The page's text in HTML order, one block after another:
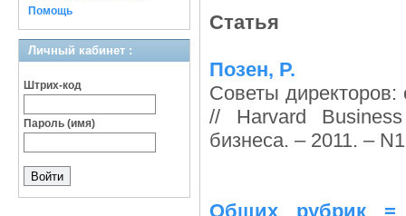
Помощь
Личный кабинет :
Штрих-код
Пароль (имя)
Статья
Позен, Р.
Советы
// Harvard
бизнеса. – 2011. –
Общих рубрик